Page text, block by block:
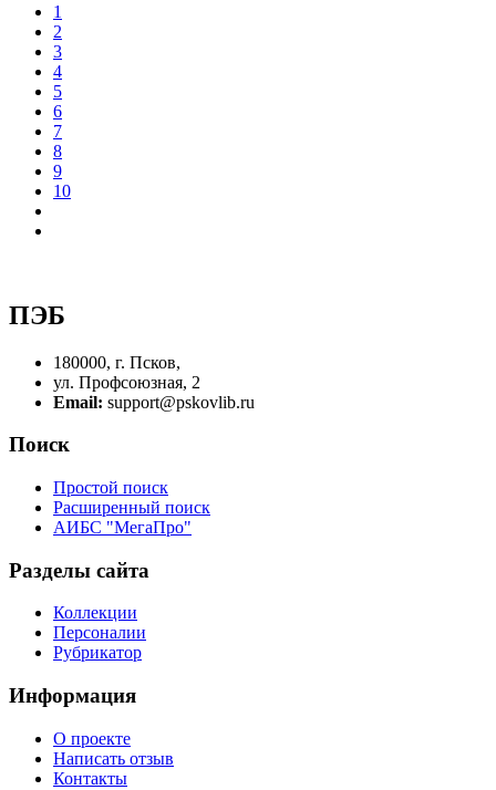
1
2
3
4
5
6
7
8
9
10
ПЭБ
180000, г. Псков,
ул. Профсоюзная, 2
Email: support@pskovlib.ru
Поиск
Простой поиск
Расширенный поиск
АИБС "МегаПро"
Разделы сайта
Коллекции
Персоналии
Рубрикатор
Информация
О проекте
Написать отзыв
Контакты